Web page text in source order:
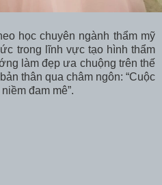
học chuyên ngành thẩm mỹ
trong lĩnh vực tạo hình thẩm
làm đẹp ưa chuộng trên thế
thân qua châm ngôn: “Cuộc
đam mê”.